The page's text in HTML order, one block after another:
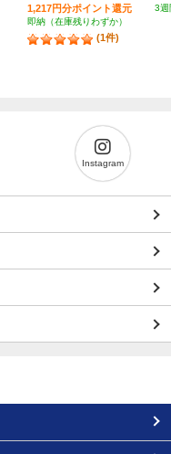
1,217円分ポイント還元
即納（在庫残りわずか）
(1件)
3週
Instagram